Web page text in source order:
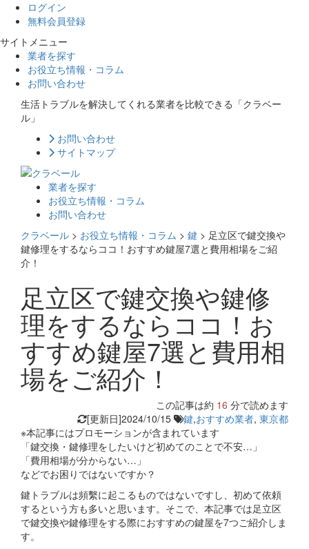
ログイン
無料会員登録
サイトメニュー
業者を探す
お役立ち情報・コラム
お問い合わせ
生活トラブルを解決してくれる業者を比較できる「クラベー
ル」
お問い合わせ
サイトマップ
業者を探す
お役立ち情報・コラム
お問い合わせ
クラベール > お役立ち情報・コラム > 鍵 > 足立区で鍵交換や
鍵修理をするならココ！おすすめ鍵屋7選と費用相場をご紹
介！
足立区で鍵交換や鍵修
理をするならココ！お
すすめ鍵屋7選と費用相
場をご紹介！
この記事は約 16 分で読めます
[更新日]2024/10/15
鍵,おすすめ業者, 東京都
※本記事にはプロモーションが含まれています
「鍵交換・鍵修理をしたいけど初めてのことで不安…」
「費用相場が分からない…」
などでお困りではないですか？
鍵トラブルは頻繫に起こるものではないですし、初めて依頼
するという方も多いと思います。そこで、本記事では足立区
で鍵交換や鍵修理をする際におすすめの鍵屋を7つご紹介しま
す。